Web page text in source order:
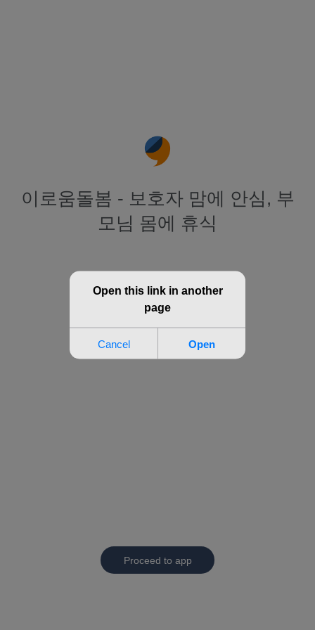
이로움돌봄 - 보호자 맘에 안심, 부
모님 몸에 휴식
Proceed to app